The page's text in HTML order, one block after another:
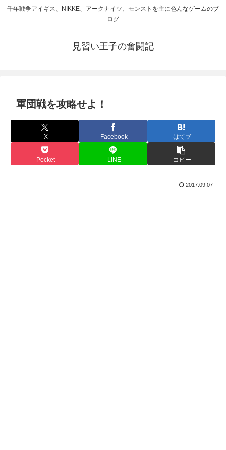
千年戦争アイギス、NIKKE、アークナイツ、モンストを主に色んなゲームのブ
ログ
見習い王子の奮闘記
軍団戦を攻略せよ！
X Facebook はてブ
Pocket LINE コピー
2017.09.07